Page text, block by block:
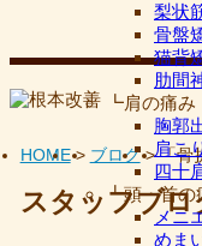
梨状
骨盤
猫背
肋間
┗肩の痛み
胸郭
肩こ
四十
┗頭・首の
メニ
めま
HOME> ブログ>「骨
スタッフブロ